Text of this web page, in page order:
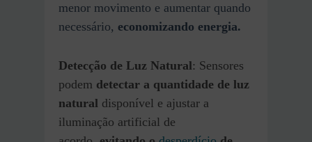
menor movimento e aumentar quando
necessário, economizando energia.
Detecção de Luz Natural: Sensores
podem detectar a quantidade de luz
natural disponível e ajustar a
iluminação artificial de